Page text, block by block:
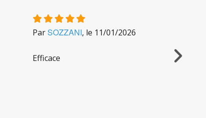
après filtration sont conformes aux
ParSOZZANI, le 11/01/2026
Efficace